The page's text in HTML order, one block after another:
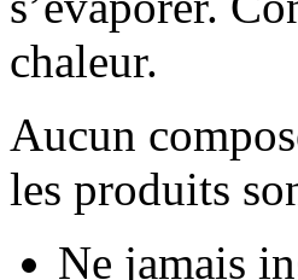
chaleur.
Aucun
les produits
Ne jamais